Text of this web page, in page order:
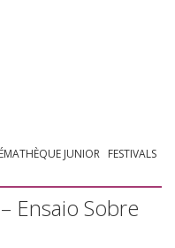
JUNIOR FESTIVALS
Ensaio Sobre